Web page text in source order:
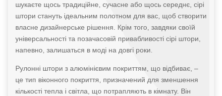
шукаєте щось традиційне, сучасне або щось середнє, сірі
штори стануть ідеальним полотном для вас, щоб створити
власне дизайнерське рішення. Крім того, завдяки своїй
універсальності та позачасовій привабливості сірі штори,
напевно, залишаться в моді на довгі роки.
Рулонні штори з алюмінієвим покриттям, що відбиває, –
це тип віконного покриття, призначений для зменшення
кількості тепла і світла, що потрапляють в кімнату. Він